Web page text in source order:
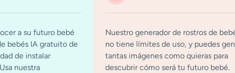
a su futuro bebé
bebés IA gratuito de
de instalar
nuestra
Nuestro generador de rostros de
no tiene límites de uso, y puedes
tantas imágenes como quieras para
descubrir cómo será tu futuro bebé.